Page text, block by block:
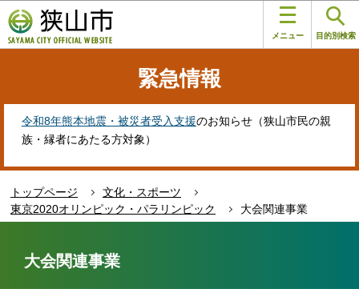
の
ペ
す
メニュー 目的別検索
緊急情報
令和8年熊本地震・被災者受入支援のお知らせ（狭山市民の親
族・縁者にあたる方対象）
トップページ
文化・スポーツ
東京2020オリンピック・パラリンピック
大会関連事業
大会関連事業